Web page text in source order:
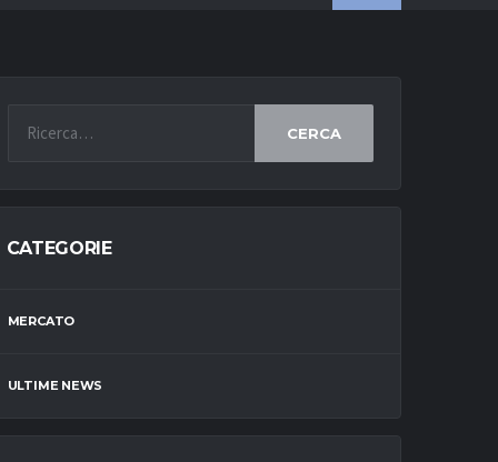
CERCA
CATEGORIE
MERCATO
ULTIME NEWS